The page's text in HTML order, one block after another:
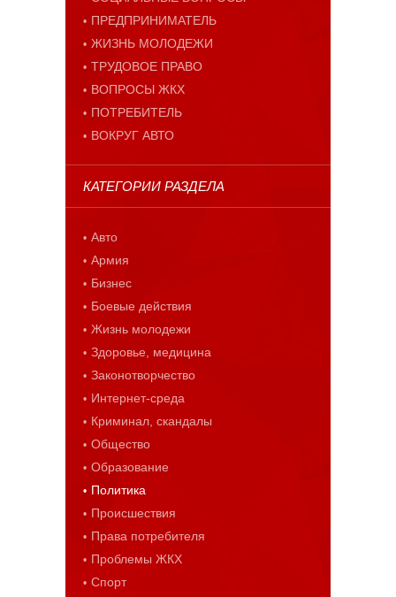
ПРЕДПРИНИМАТЕЛЬ
ЖИЗНЬ МОЛОДЕЖИ
ТРУДОВОЕ ПРАВО
ВОПРОСЫ ЖКХ
ПОТРЕБИТЕЛЬ
ВОКРУГ АВТО
КАТЕГОРИИ РАЗДЕЛА
Авто
Армия
Бизнес
Боевые действия
Жизнь молодежи
Здоровье, медицина
Законотворчество
Интернет-среда
Криминал, скандалы
Общество
Образование
Политика
Происшествия
Права потребителя
Проблемы ЖКХ
Спорт